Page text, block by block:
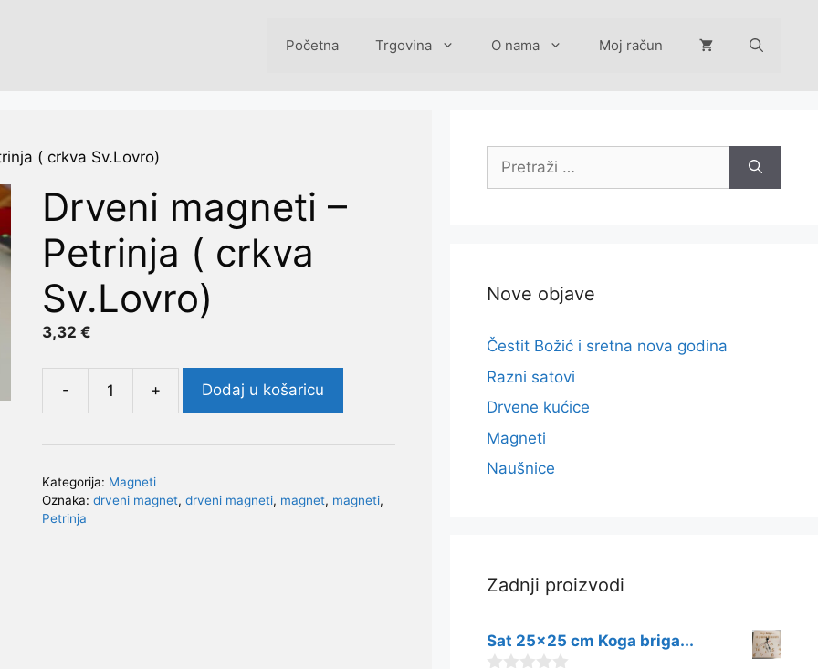
Početna Trgovina O nama Moj račun
( crkva Sv.Lovro)
Drveni magneti –
Petrinja ( crkva
Sv.Lovro)
3,32€
-
-
(
crkva
+ Dodaj u košaricu
Kategorija: Magneti
Oznaka:drveni magnet,drveni magneti, magnet, magneti,
Petrinja
Pretraži:
Nove objave
Čestit Božić i sretna nova godina
Razni satovi
Drvene kućice
Magneti
Naušnice
Zadnji proizvodi
Sat 25x25 cm Koga briga...